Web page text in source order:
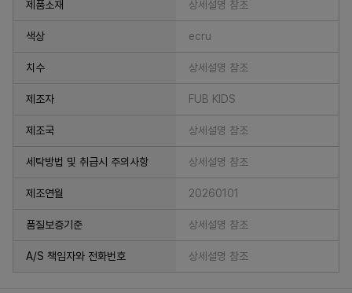
제품소재 상세설명 참조
색상 ecru
치수 상세설명 참조
제조자 FUB KIDS
제조국 상세설명 참조
세탁방법 및 취급시 주의사항 상세설명 참조
제조연월 20260101
품질보증기준 상세설명 참조
A/S 책임자와 전화번호 상세설명 참조